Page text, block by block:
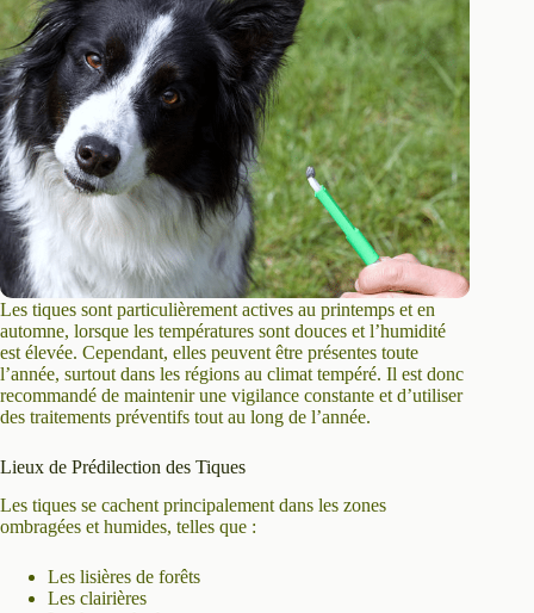
Les tiques sont particulièrement actives au printemps et en
automne, lorsque les températures sont douces et l’humidité
est élevée. Cependant, elles peuvent être présentes toute
l’année, surtout dans les régions au climat tempéré. Il est donc
recommandé de maintenir une vigilance constante et d’utiliser
des traitements préventifs tout au long de l’année.
Lieux de Prédilection des Tiques
Les tiques se cachent principalement dans les zones
ombragées et humides, telles que :
Les lisières de forêts
Les clairières